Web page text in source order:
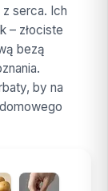
serca. Ich
– złociste
bezą
by na